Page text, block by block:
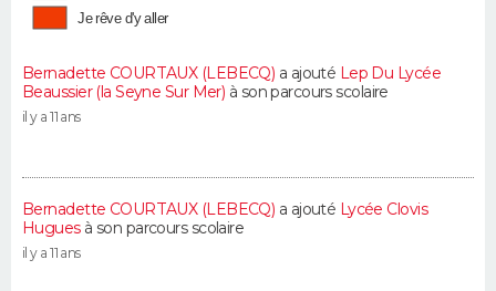
Je rêve d'y aller
Bernadette COURTAUX (LEBECQ) a ajouté Lep Du Lycée
Beaussier (la Seyne Sur Mer) à son parcours scolaire
il y a 11 ans
Bernadette COURTAUX (LEBECQ) a ajouté Lycée Clovis
Huguesà son parcours scolaire
il y a 11 ans